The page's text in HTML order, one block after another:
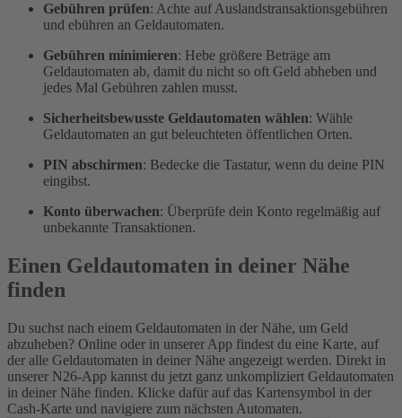
Gebühren prüfen: Achte auf Auslandstransaktionsgebühren
und ebühren an Geldautomaten.
Gebühren minimieren: Hebe größere Beträge am
Geldautomaten ab, damit du nicht so oft Geld abheben und
jedes Mal Gebühren zahlen musst.
Sicherheitsbewusste Geldautomaten wählen: Wähle
Geldautomaten an gut beleuchteten öffentlichen Orten.
PIN abschirmen: Bedecke die Tastatur, wenn du deine PIN
eingibst.
Konto überwachen: Überprüfe dein Konto regelmäßig auf
unbekannte Transaktionen.
Einen Geldautomaten in deiner Nähe
finden
Du suchst nach einem Geldautomaten in der Nähe, um Geld
abzuheben? Online oder in unserer App findest du eine Karte, auf
der alle Geldautomaten in deiner Nähe angezeigt werden. Direkt in
unserer N26-App kannst du jetzt ganz unkompliziert Geldautomaten
in deiner Nähe finden. Klicke dafür auf das Kartensymbol in der
Cash-Karte und navigiere zum nächsten Automaten.